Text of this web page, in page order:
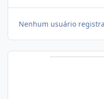
Nenhum usuário